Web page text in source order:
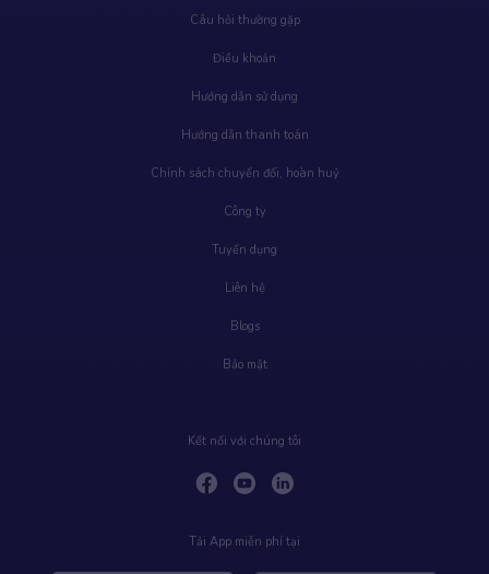
Câu hỏi thường gặp
Điều khoản
Hướng dẫn sử dụng
Hướng dẫn thanh toán
Chính sách chuyển đổi, hoàn huỷ
Công ty
Tuyển dụng
Liên hệ
Blogs
Bảo mật
Kết nối với chúng tôi
Tải App miễn phí tại